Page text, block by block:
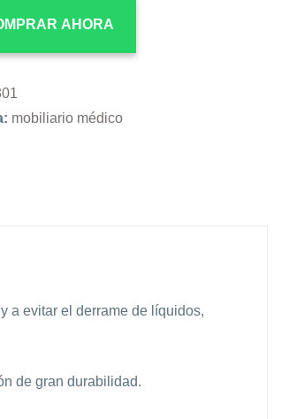
AHORA
mobiliario médico
a evitar el derrame de líquidos,
de gran durabilidad.